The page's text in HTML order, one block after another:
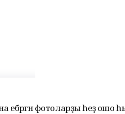
ебәргән фотоларҙы һеҙ ошо